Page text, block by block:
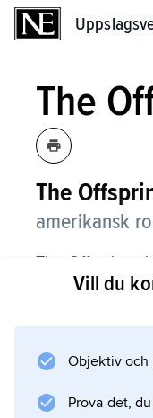
The
The
amerikansk
The Offspring
1994 ett
”Self Esteem”.
revival i USA
Vill du
Objektiv och
Prova det,